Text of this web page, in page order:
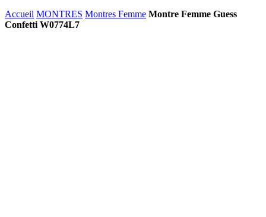
Accueil MONTRES Montres Femme Montre Femme Guess
Confetti W0774L7